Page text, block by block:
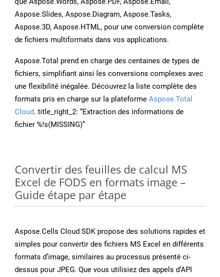
Aspose.Slides, Aspose.Diagram, Aspose.Tasks,
Aspose.3D, Aspose.HTML, pour une conversion complète
de fichiers multiformats dans vos applications.
Aspose.Total prend en charge des centaines de types de
fichiers, simplifiant ainsi les conversions complexes avec
une flexibilité inégalée. Découvrez la liste complète des
formats pris en charge sur la plateforme Aspose.Total
Cloud. title_right_2: “Extraction des informations de
fichier %!s(MISSING)”
Convertir des feuilles de calcul MS
Excel de FODS en formats image –
Guide étape par étape
Aspose.Cells Cloud SDK propose des solutions rapides et
simples pour convertir des fichiers MS Excel en différents
formats d’image, similaires au processus présenté ci-
dessus pour JPEG. Que vous utilisiez des appels d’API